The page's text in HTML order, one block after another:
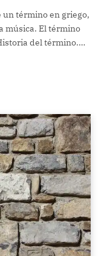
término en griego,
música. El término
del término.…